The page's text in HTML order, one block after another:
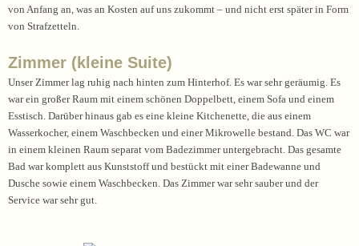
von Anfang an, was an Kosten auf uns zukommt – und nicht erst später in Form
von Strafzetteln.
Zimmer (kleine Suite)
Unser Zimmer lag ruhig nach hinten zum Hinterhof. Es war sehr geräumig. Es
war ein großer Raum mit einem schönen Doppelbett, einem Sofa und einem
Esstisch. Darüber hinaus gab es eine kleine Kitchenette, die aus einem
Wasserkocher, einem Waschbecken und einer Mikrowelle bestand. Das WC war
in einem kleinen Raum separat vom Badezimmer untergebracht. Das gesamte
Bad war komplett aus Kunststoff und bestückt mit einer Badewanne und
Dusche sowie einem Waschbecken. Das Zimmer war sehr sauber und der
Service war sehr gut.